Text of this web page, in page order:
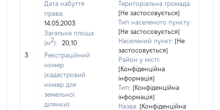
3
Дата набуття
права:
14.05.2003
Загальна площа
(м2):
20,10
Реєстраційний
номер
(кадастровий
номер для
земельної
ділянки):
Територіальна громада:
[Не застосовується]
Тип населеного пункту:
[Не застосовується]
Населений пункт: [Не
застосовується]
Район у місті:
[Конфіденційна
інформація]
Тип: [Конфіденційна
інформація]
Назва: [Конфіденційна